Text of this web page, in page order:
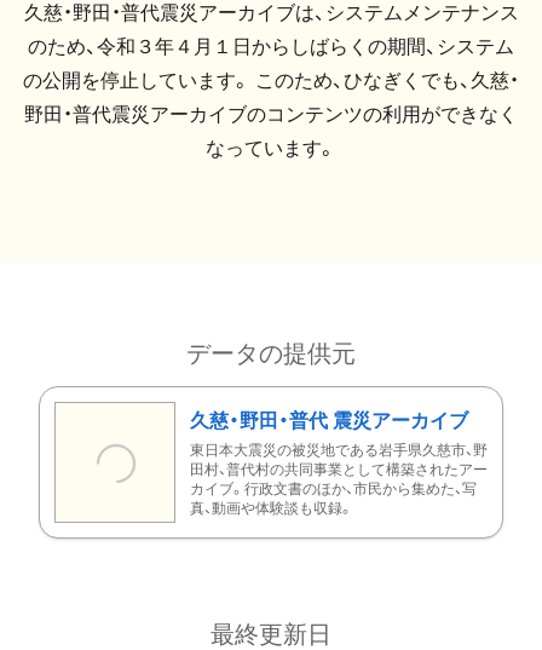
久慈・野田・普代震災アーカイブは、システムメンテナンス
のため、令和３年４月１日からしばらくの期間、システム
の公開を停止しています。 このため、ひなぎくでも、久慈・
野田・普代震災アーカイブのコンテンツの利用ができなく
なっています。
データの提供元
久慈・野田・普代 震災アーカイブ
東日本大震災の被災地である岩手県久慈市、野
田村、普代村の共同事業として構築されたアー
カイブ。行政文書のほか、市民から集めた、写
真、動画や体験談も収録。
最終更新日